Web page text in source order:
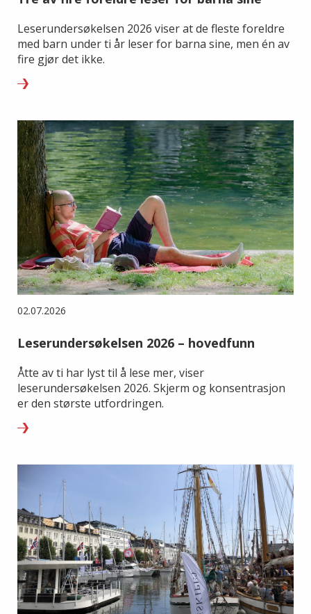
Leserundersøkelsen 2026 viser at de fleste foreldre
med barn under ti år leser for barna sine, men én av
fire gjør det ikke.
02.07.2026
Leserundersøkelsen 2026 – hovedfunn
Åtte av ti har lyst til å lese mer, viser
leserundersøkelsen 2026. Skjerm og konsentrasjon
er den største utfordringen.